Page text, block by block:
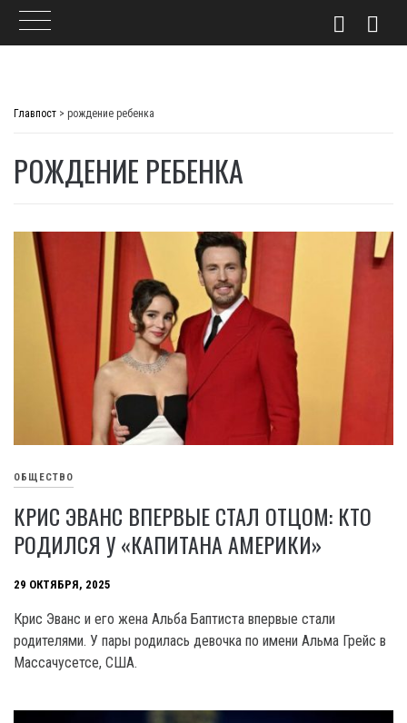
Главпост > рождение ребенка
РОЖДЕНИЕ РЕБЕНКА
ОБЩЕСТВО
КРИС ЭВАНС ВПЕРВЫЕ СТАЛ ОТЦОМ: КТО
РОДИЛСЯ У «КАПИТАНА АМЕРИКИ»
29 ОКТЯБРЯ, 2025
Крис Эванс и его жена Альба Баптиста впервые стали
родителями. У пары родилась девочка по имени Альма Грейс в
Массачусетсе, США.